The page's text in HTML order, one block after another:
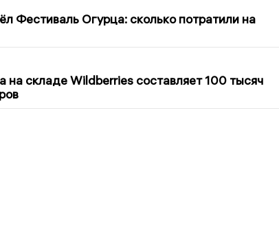
Фестиваль Огурца: сколько потратили на
складе Wildberries составляет 100 тысяч